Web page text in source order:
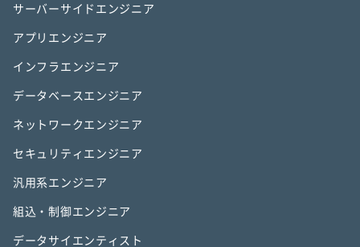
サーバーサイドエンジニア
アプリエンジニア
インフラエンジニア
データベースエンジニア
ネットワークエンジニア
セキュリティエンジニア
汎用系エンジニア
組込・制御エンジニア
データサイエンティスト